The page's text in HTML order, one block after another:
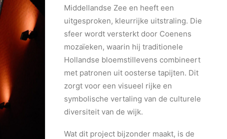
Middellandse Zee en heeft een
uitgesproken, kleurrijke uitstraling. Die
sfeer wordt versterkt door Coenens
mozaïeken, waarin hij traditionele
Hollandse bloemstillevens combineert
met patronen uit oosterse tapijten. Dit
zorgt voor een visueel rijke en
symbolische vertaling van de culturele
diversiteit van de wijk.
Wat dit project bijzonder maakt, is de